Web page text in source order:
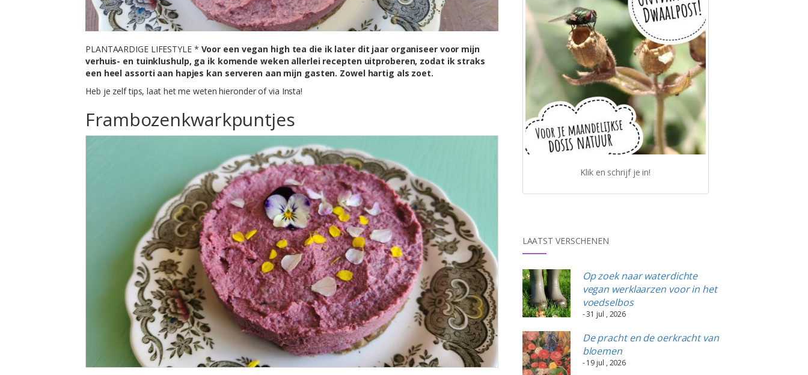
PLANTAARDIGE LIFESTYLE * Voor een vegan high tea die ik later dit jaar organiseer voor mijn
verhuis- en tuinklushulp, ga ik komende weken allerlei recepten uitproberen, zodat ik straks
een heel assorti aan hapjes kan serveren aan mijn gasten. Zowel hartig als zoet.
Heb je zelf tips, laat het me weten hieronder of via Insta!
Frambozenkwarkpuntjes
Klik en schrijf je in!
LAATST VERSCHENEN
Op zoek naar waterdichte
vegan werklaarzen voor in het
voedselbos
- 31 jul , 2026
De pracht en de oerkracht van
bloemen
- 19 jul , 2026